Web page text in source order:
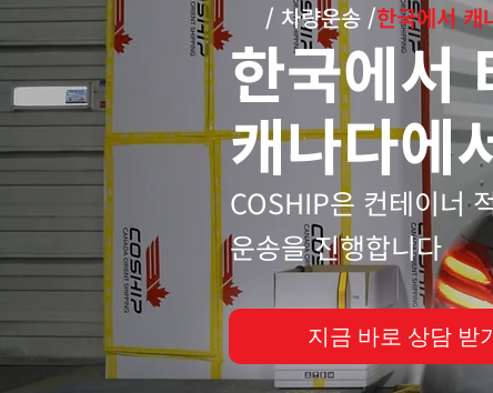
/ 차량운송 /한국에서 캐
한국에서
캐나다에
COSHIP은 컨테이너
운송을 진행합니다
지금 바로 상담 받